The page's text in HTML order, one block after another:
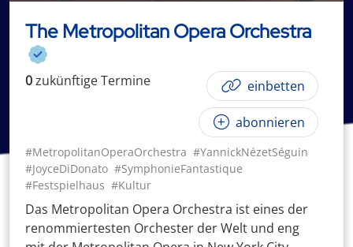
The Metropolitan Opera Orchestra
0zukünftigeTermine einbetten
abonnieren
#MetropolitanOperaOrchestra #YannickNézetSéguin
#JoyceDiDonato #SymphonieFantastique
#Festspielhaus #Kultur
Das Metropolitan Opera Orchestra ist eines der
renommiertesten Orchester der Welt und eng